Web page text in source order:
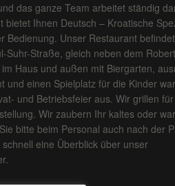
das ganze Team arbeitet ständig
bietet Ihnen Deutsch – Kroatische
Bedienung. Unser Restaurant
Suhr-Straße, gleich neben dem
Haus und außen mit Biergarten,
und einen Spielplatz für die Kinder
und Betriebsfeier aus. Wir grillen
Wir zaubern Ihr kaltes oder
bitte beim Personal auch nach der
eine Überblick über unser